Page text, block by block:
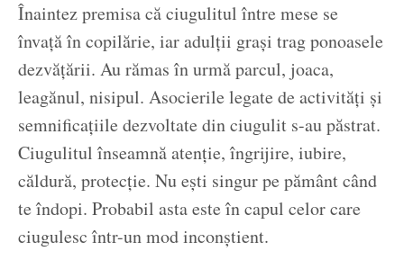
Înaintez premisa că ciugulitul între mese se
învață în copilărie, iar adulții grași trag ponoasele
dezvățării. Au rămas în urmă parcul, joaca,
leagănul, nisipul. Asocierile legate de activități și
semnificațiile dezvoltate din ciugulit s-au păstrat.
Ciugulitul înseamnă atenție, îngrijire, iubire,
căldură, protecție. Nu ești singur pe pământ când
te îndopi. Probabil asta este în capul celor care
ciugulesc într-un mod inconștient.